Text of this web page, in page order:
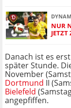
NUR
Danach ist es
später Stunde.
November
Dortmund II
Bielefeld
angepfiffen.